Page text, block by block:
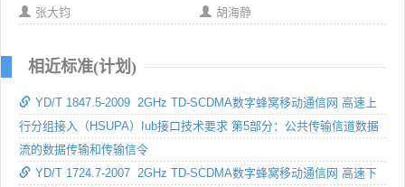
张大钧 胡海静
相近标准(计划)
YD/T 1847.5-2009 2GHz TD-SCDMA数字蜂窝移动通信网 高速上
行分组接入（HSUPA）Iub接口技术要求 第5部分：公共传输信道数据
流的数据传输和传输信令
YD/T 1724.7-2007 2GHz TD-SCDMA数字蜂窝移动通信网 高速下